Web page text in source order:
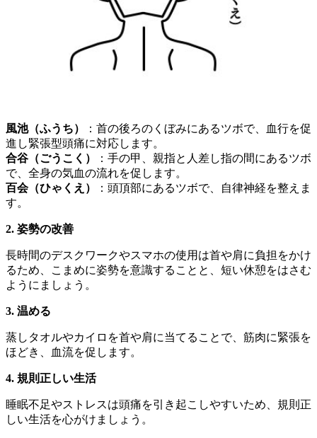
風池（ふうち）
：首の後ろのくぼみにあるツボで、血行を促
進し緊張型頭痛に対応します。
合谷（ごうこく）
：手の甲、親指と人差し指の間にあるツボ
で、全身の気血の流れを促します。
百会（ひゃくえ）
：頭頂部にあるツボで、自律神経を整えま
す。
2. 姿勢の改善
長時間のデスクワークやスマホの使用は首や肩に負担をかけ
るため、こまめに姿勢を意識することと、短い休憩をはさむ
ようにましょう。
3. 温める
蒸しタオルやカイロを首や肩に当てることで、筋肉に緊張を
ほどき、血流を促します。
4. 規則正しい生活
睡眠不足やストレスは頭痛を引き起こしやすいため、規則正
しい生活を心がけましょう。